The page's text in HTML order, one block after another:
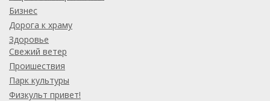
Бизнес
Дорога к храму
Здоровье
Свежий ветер
Проишествия
Парк культуры
Физкульт привет!